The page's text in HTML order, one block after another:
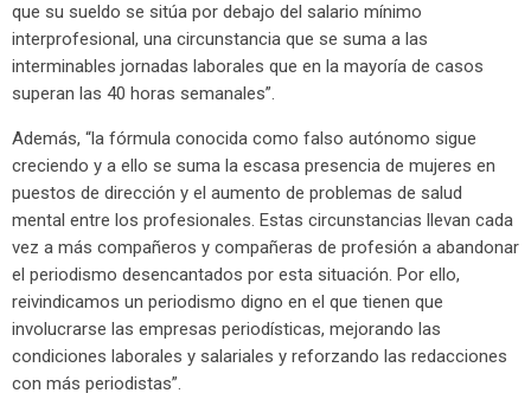
que su sueldo se sitúa por debajo del salario mínimo
interprofesional, una circunstancia que se suma a las
interminables jornadas laborales que en la mayoría de casos
superan las 40 horas semanales”.
Además, “la fórmula conocida como falso autónomo sigue
creciendo y a ello se suma la escasa presencia de mujeres en
puestos de dirección y el aumento de problemas de salud
mental entre los profesionales. Estas circunstancias llevan cada
vez a más compañeros y compañeras de profesión a abandonar
el periodismo desencantados por esta situación. Por ello,
reivindicamos un periodismo digno en el que tienen que
involucrarse las empresas periodísticas, mejorando las
condiciones laborales y salariales y reforzando las redacciones
con más periodistas”.